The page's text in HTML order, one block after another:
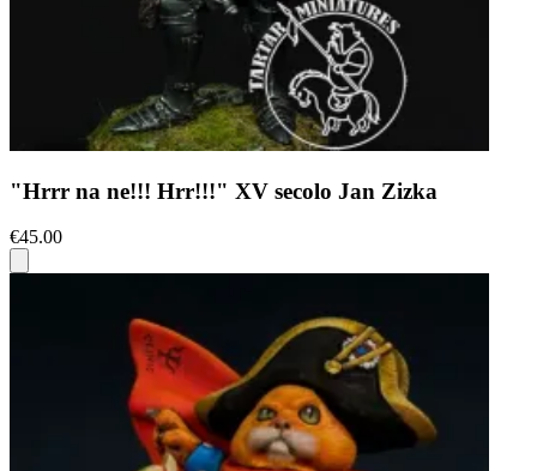
"Hrrr na ne!!! Hrr!!!" XV secolo Jan Zizka
€45.00